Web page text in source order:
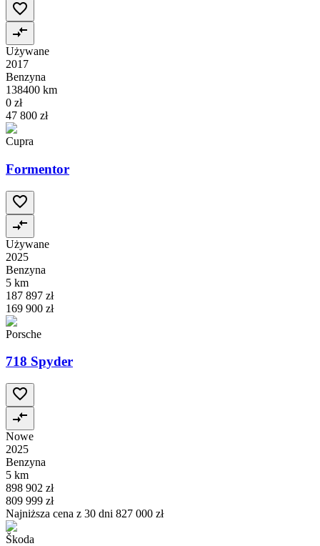
Używane
2017
Benzyna
138400 km
0 zł
47 800 zł
Cupra
Formentor
Używane
2025
Benzyna
5 km
187 897 zł
169 900 zł
Porsche
718 Spyder
Nowe
2025
Benzyna
5 km
898 902 zł
809 999 zł
Najniższa cena z 30 dni 827 000 zł
Škoda